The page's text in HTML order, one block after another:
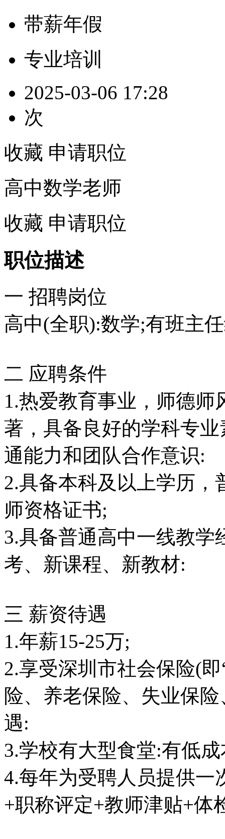
带薪年假
专业培训
2025-03-06 17:28
次
收藏 申请职位
高中数学老师
收藏 申请职位
职位描述
一 招聘岗位
高中(全职):数学;有班主
二 应聘条件
1.热爱教育事业，师德
著，具备良好的学科专
通能力和团队合作意识:
2.具备本科及以上学历
师资格证书;
3.具备普通高中一线教
考、新课程、新教材:
三 薪资待遇
1.年薪15-25万;
2.享受深圳市社会保险(
险、养老保险、失业保
遇:
3.学校有大型食堂:有低
4.每年为受聘人员提供一
+职称评定+教师津贴+体